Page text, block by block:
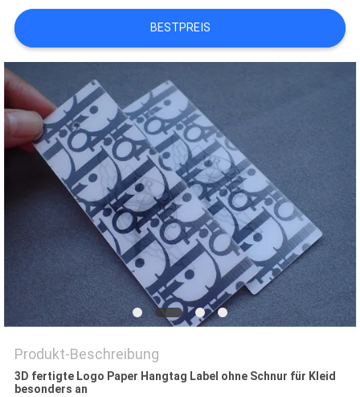
SIE EIN
ZITAT
SITEMAP
PRIVACY
POLICY
BESTPREIS
Produkt-Beschreibung
3D fertigte Logo Paper Hangtag Label ohne Schnur für Kleid
besonders an